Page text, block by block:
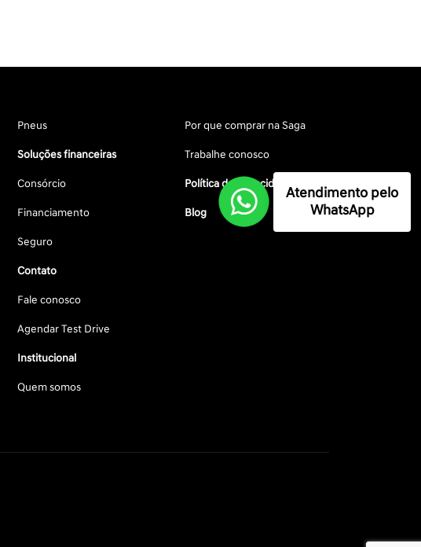
Pneus
Soluções financeiras
Consórcio
Financiamento
Seguro
Contato
Fale conosco
Agendar Test Drive
Institucional
Quem somos
Por que comprar na Saga
Trabalhe conosco
Política de privacidade
Blog
Atendimento pelo
WhatsApp